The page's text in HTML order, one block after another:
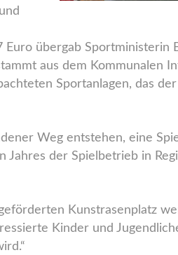
übergab Sportministerin
aus dem Kommunalen
Sportanlagen, das
Weg entstehen, eine
der Spielbetrieb in
Kunstrasenplatz
Kinder und